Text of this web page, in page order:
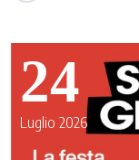
24
Luglio 2026